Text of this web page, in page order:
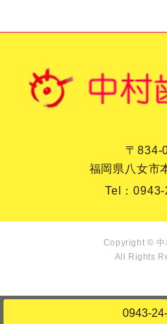
0943-
〒834-
福岡県八女市
Tel：
Copyright © 中
All Rights